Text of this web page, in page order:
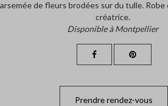
de fleurs brodées sur du tulle.
créatrice.
Disponible à Montpellier
Prendre rendez-vous